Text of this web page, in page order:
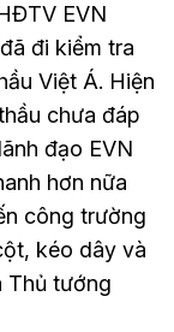
EVN
đi kiểm tra
Việt Á. Hiện
chưa đáp
đạo EVN
hơn nữa
công trường
kéo dây và
Thủ tướng